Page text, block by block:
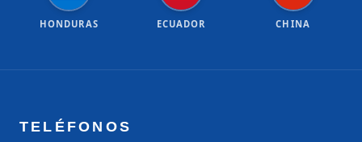
HONDURAS ECUADOR CHINA
TELÉFONOS